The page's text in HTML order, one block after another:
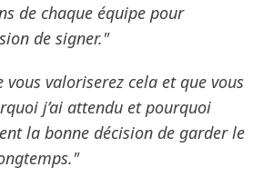
de chaque équipe pour
de signer."
vous valoriserez cela et que vous
j’ai attendu et pourquoi
la bonne décision de garder le